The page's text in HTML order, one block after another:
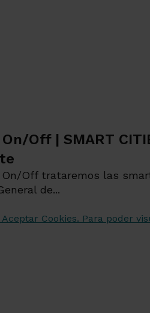
Off | SMART
Off trataremos las
de...